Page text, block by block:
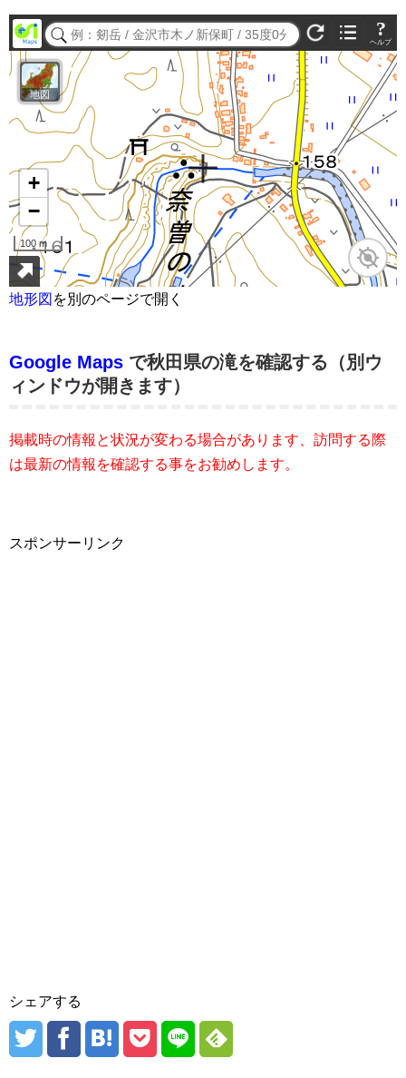
地形図 を別のページで開く
Google Maps で秋田県の滝を確認する（別ウ
ィンドウが開きます）
掲載時の情報と状況が変わる場合があります、訪問する際
は最新の情報を確認する事をお勧めします。
スポンサーリンク
シェアする